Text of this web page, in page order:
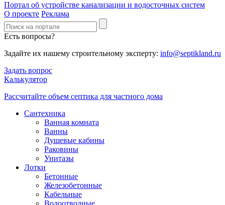
Портал об устройстве канализации и водосточных систем
О проекте Реклама
Есть вопросы?
Задайте их нашему строительному эксперту: info@septikland.ru
Задать вопрос
Калькулятор
Рассчитайте объем септика для частного дома
Сантехника
Ванная комната
Ванны
Душевые кабины
Раковины
Унитазы
Лотки
Бетонные
Железобетонные
Кабельные
Водоотводные